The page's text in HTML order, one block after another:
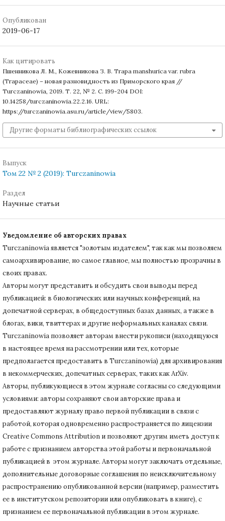
Опубликован
2019-06-17
Как цитировать
Пшенникова Л. М., Кожевникова З. В. Trapa manshurica var. rubra
(Trapaceae) – новая разновидность из Приморского края //
Turczaninowia, 2019. Т. 22, № 2. С. 199-204 DOI:
10.14258/turczaninowia.22.2.16. URL:
https://turczaninowia.asu.ru/article/view/5803.
Другие форматы библиографических ссылок
Выпуск
Том 22 № 2 (2019): Turczaninowia
Раздел
Научные статьи
Уведомление об авторских правах
Turczaninowiа является "золотым издателем", так как мы позволяем
самоархивирование, но самое главное, мы полностью прозрачны в
своих правах.
Авторы могут представить и обсудить свои выводы перед
публикацией: в биологических или научных конференций, на
допечатной серверах, в общедоступных базах данных, а также в
блогах, вики, твиттерах и другие неформальных каналах связи.
Turczaninowiа позволяет авторам внести рукописи (находящуюся
в настоящее время на рассмотрении или тех, которые
предполагается предоставить в Turczaninowia) для архивирования
в некоммерческих, допечатных серверах, таких как ArXiv.
Авторы, публикующиеся в этом журнале согласны со следующими
условиями: авторы сохраняют свои авторские права и
предоставляют журналу право первой публикации в связи с
работой, которая одновременно распространяется по лицензии
Creative Commons Attribution и позволяют другим иметь доступ к
работе с признанием авторства этой работы и первоначальной
публикацией в этом журнале. Авторы могут заключать отдельные,
дополнительные договорные соглашения по неисключительному
распространению опубликованной версии (например, разместить
ее в институтском репозитории или опубликовать в книге), с
признанием ее первоначальной публикации в этом журнале.